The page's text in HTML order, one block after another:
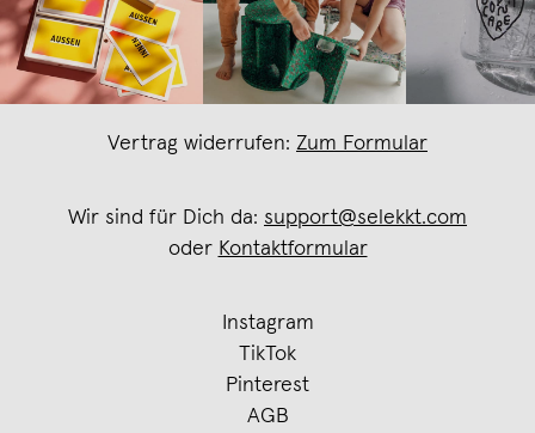
Vertrag widerrufen: Zum Formular
Wir sind für Dich da: support@selekkt.com
oder Kontaktformular
Instagram
TikTok
Pinterest
AGB